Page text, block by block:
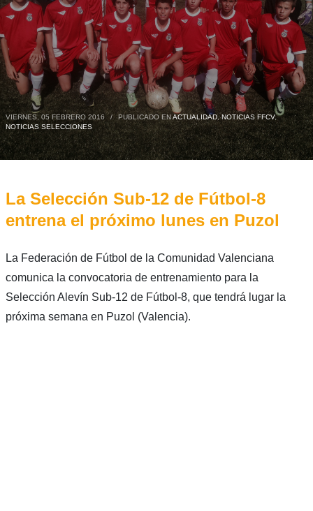
VIERNES, 05 FEBRERO 2016 / PUBLICADO ENACTUALIDAD,NOTICIAS FFCV,
NOTICIAS SELECCIONES
La Selección Sub-12 de Fútbol-8
entrena el próximo lunes en Puzol
La Federación de Fútbol de la Comunidad Valenciana
comunica la convocatoria de entrenamiento para la
Selección Alevín Sub-12 de Fútbol-8, que tendrá lugar la
próxima semana en Puzol (Valencia).